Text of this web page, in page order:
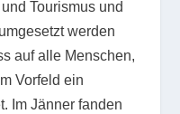
Tourismus und
werden
auf alle Menschen,
Vorfeld ein
Im Jänner fanden